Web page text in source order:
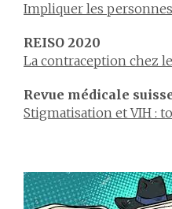
Impliquer les
REISO 2020
La contraception chez
Revue médicale
Stigmatisation et VIH :